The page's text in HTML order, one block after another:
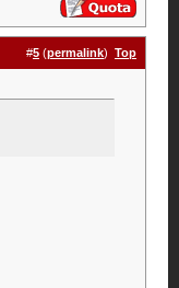
#5 (permalink) Top